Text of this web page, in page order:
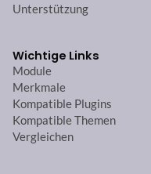
Unterstützung
Wichtige Links
Module
Merkmale
Kompatible Plugins
Kompatible Themen
Vergleichen